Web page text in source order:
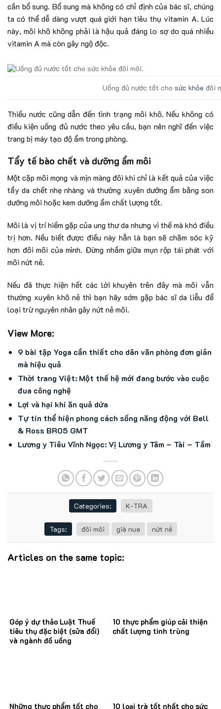
cần bổ sung. Bổ sung mà không có chỉ định của bác sĩ, chúng
ta có thể dễ dàng vượt quá giới hạn tiêu thụ vitamin A. Lúc
này, môi khô không phải là hậu quả đáng lo sợ do quá nhiều
vitamin A mà còn gây ngộ độc.
Uống đủ nước tốt cho sức khỏe đôi
Thiếu nước cũng dẫn đến tình trạng môi khô. Nếu không có
điều kiện uống đủ nước theo yêu cầu, bạn nên nghĩ đến việc
trang bị máy tạo độ ẩm trong phòng.
Tẩy tế bào chết và dưỡng ẩm môi
Một cặp môi mọng và mịn màng đôi khi chỉ là kết quả của việc
tẩy da chết nhẹ nhàng và thường xuyên dưỡng ẩm bằng son
dưỡng môi hoặc kem dưỡng ẩm chất lượng tốt.
Môi là vị trí hiếm gặp của ung thư da nhưng vì thế mà khó điều
trị hơn. Nếu biết được điều này hẳn là bạn sẽ chăm sóc kỹ
hơn đôi môi của mình. Đừng nhầm giữa mụn rộp tái phát với
môi nứt nẻ.
Nếu đã thực hiện hết các lời khuyên trên đây mà môi vẫn
thường xuyên khô nẻ thì bạn hãy sớm gặp bác sĩ da liễu để
loại trừ nguyên nhân gây nứt nẻ môi.
View More:
9 bài tập Yoga cần thiết cho dân văn phòng đơn giản
mà hiệu quả
Thời trang Việt: Một thế hệ mới đang bước vào cuộc
đua công nghệ
Lợi và hại khi ăn quả dứa
Tự tin thể hiện phong cách sống năng động với Bell
& Ross BR05 GMT
Lương y Tiêu Vĩnh Ngọc: Vị Lương y Tâm – Tài – Tầm
Categories: K-TRA
Tags: đôi môi già nua nứt nẻ
Articles on the same topic:
Góp ý dự thảo Luật Thuế
tiêu thụ đặc biệt (sửa đổi)
và ngành đồ uống
10 thực phẩm giúp cải thiện
chất lượng tinh trùng
Những thực phẩm tốt cho 10 loại trà tốt nhất cho sức